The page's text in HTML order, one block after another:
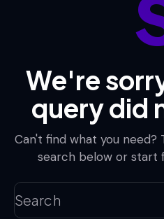
We're
query did
Can't find what you need?
search below or start